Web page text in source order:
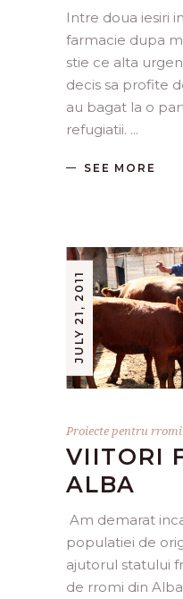
Intre doua iesiri
farmacie dupa
stie ce alta
decis sa profite
au bagat la o
refugiatii.
SEE MORE
JULY 21, 2011
Proiecte pentru rromi
VIITORI
ALBA
Am demarat
populatiei de
ajutorul statului
de rromi din